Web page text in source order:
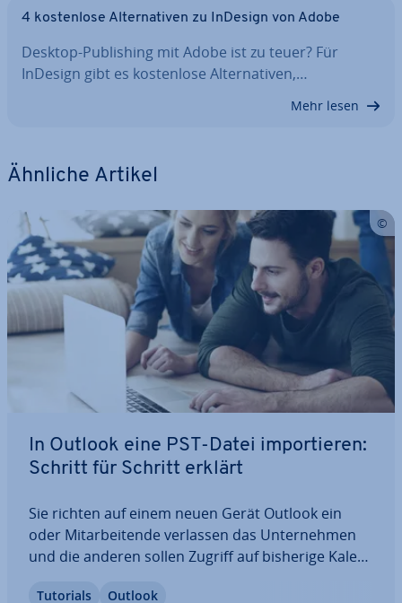
4 kos­ten­lo­se Al­ter­na­ti­ven zu InDesign von Adobe
Desktop-Pu­bli­shing mit Adobe ist zu teuer? Für
InDesign gibt es kos­ten­lo­se Al­ter­na­ti­ven,…
Mehr lesen
Ähnliche Artikel
In Outlook eine PST-Datei im­por­tie­ren:
Schritt für Schritt erklärt
Sie richten auf einem neuen Gerät Outlook ein
oder Mit­ar­bei­ten­de verlassen das Un­ter­neh­men
und die anderen sollen Zugriff auf bisherige Ka­len­
Tutorials Outlook